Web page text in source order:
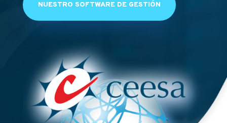
NUESTRO SOFTWARE DE GESTIÓN